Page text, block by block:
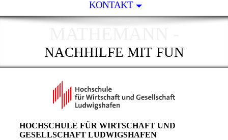
KONTAKT
NACHHILFE MIT FUN
HOCHSCHULE FÜR WIRTSCHAFT UND
GESELLSCHAFT LUDWIGSHAFEN